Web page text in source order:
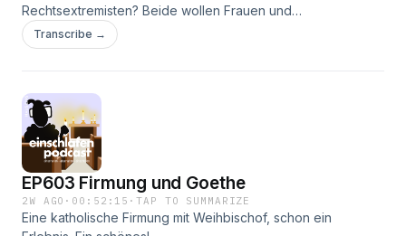
Rechtsextremisten? Beide wollen Frauen und
Anderslebende unterdrücken. Lasst uns dagegen kämpfen,
Keine Angst!
Transcribe →
EP603 Firmung und Goethe
2W AGO · 00:52:15 ·TAP TO SUMMARIZE
Eine katholische Firmung mit Weihbischof, schon ein